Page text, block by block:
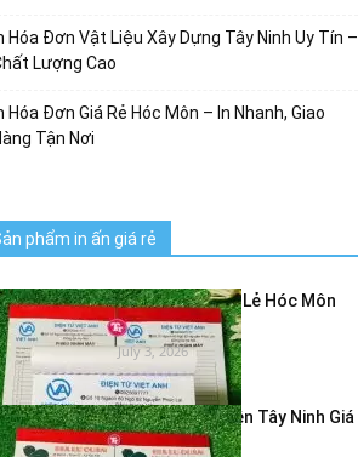
Hóa Đơn Vật Liệu Xây Dựng Tây Ninh Uy Tín –
Lượng Cao
Hóa Đơn Giá Rẻ Hóc Môn – In Nhanh, Giao
Tận Nơi
phẩm in ấn giá rẻ
In Hóa Đơn Bán Lẻ Hóc Môn
Giá Rẻ – In...
July 3, 2026
In Hóa Đơn 2 Liên Tây Ninh Giá
Rẻ | In...